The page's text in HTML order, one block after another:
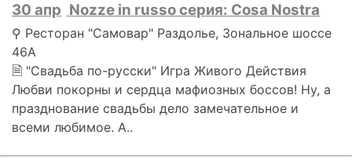
30 апр Nozze in russo cерия: Cosa Nostra
⚲ Ресторан "Самовар" Раздолье, Зональное шоссе
46А
🗎 "Свадьба по-русски" Игра Живого Действия
Любви покорны и сердца мафиозных боссов! Ну, а
празднование свадьбы дело замечательное и
всеми любимое. А..